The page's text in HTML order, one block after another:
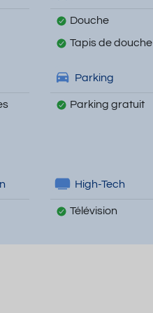
Douche
Tapis de douche
Parking
Parking gratuit
High-Tech
Télévision